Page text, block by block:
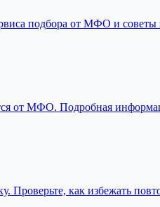
подбора от МФО и советы
от МФО. Подробная
Проверьте, как избежать